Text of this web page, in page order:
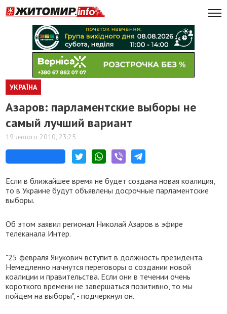
УКРАЇНА
Азаров: парламентские выборы не
самый лучший вариант
19 лютого 2010, 23:25
Если в ближайшее время не будет создана новая коалиция,
то в Украине будут объявлены досрочные парламентские
выборы.
Об этом заявил регионал Николай Азаров в эфире
телеканала Интер.
"25 февраля Янукович вступит в должность президента.
Немедленно начнутся переговоры о создании новой
коалиции и правительства. Если они в течении очень
короткого времени не завершаться позитивно, то мы
пойдем на выборы", - подчеркнул он.